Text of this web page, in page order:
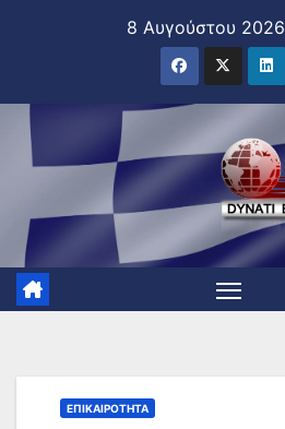
8 Αυγούστου 2026
ΕΠΙΚΑΙΡΌΤΗΤΑ